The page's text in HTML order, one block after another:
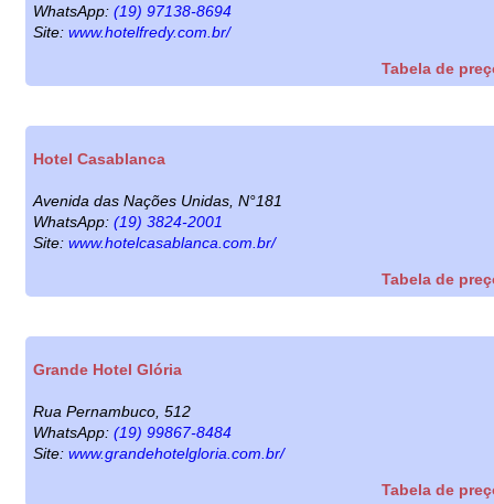
WhatsApp: (19) 97138-8694
Site: www.hotelfredy.com.br/
Tabela de
Hotel Casablanca
Avenida das Nações Unidas, N°181
WhatsApp: (19) 3824-2001
Site: www.hotelcasablanca.com.br/
Tabela de
Grande Hotel Glória
Rua Pernambuco, 512
WhatsApp: (19) 99867-8484
Site: www.grandehotelgloria.com.br/
Tabela de